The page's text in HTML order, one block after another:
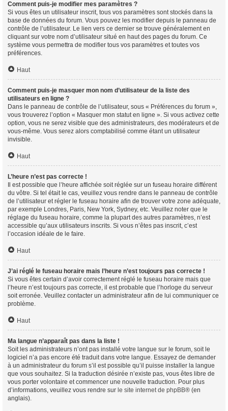
Comment puis-je modifier mes paramètres ?
Si vous êtes un utilisateur inscrit, tous vos paramètres sont stockés dans la
base de données du forum. Vous pouvez les modifier depuis le panneau de
contrôle de l’utilisateur. Le lien vers ce dernier se trouve généralement en
cliquant sur votre nom d’utilisateur situé en haut des pages du forum. Ce
système vous permettra de modifier tous vos paramètres et toutes vos
préférences.
Haut
Comment puis-je masquer mon nom d’utilisateur de la liste des
utilisateurs en ligne ?
Dans le panneau de contrôle de l’utilisateur, sous « Préférences du forum »,
vous trouverez l’option « Masquer mon statut en ligne ». Si vous activez cette
option, vous ne serez visible que des administrateurs, des modérateurs et de
vous-même. Vous serez alors comptabilisé comme étant un utilisateur
invisible.
Haut
L’heure n’est pas correcte !
Il est possible que l’heure affichée soit réglée sur un fuseau horaire différent
du vôtre. Si tel était le cas, veuillez vous rendre dans le panneau de contrôle
de l’utilisateur et régler le fuseau horaire afin de trouver votre zone adéquate,
par exemple Londres, Paris, New York, Sydney, etc. Veuillez noter que le
réglage du fuseau horaire, comme la plupart des autres paramètres, n’est
accessible qu’aux utilisateurs inscrits. Si vous n’êtes pas inscrit, c’est
l’occasion idéale de le faire.
Haut
J’ai réglé le fuseau horaire mais l’heure n’est toujours pas correcte !
Si vous êtes certain d’avoir correctement réglé le fuseau horaire mais que
l’heure n’est toujours pas correcte, il est probable que l’horloge du serveur
soit erronée. Veuillez contacter un administrateur afin de lui communiquer ce
problème.
Haut
Ma langue n’apparaît pas dans la liste !
Soit les administrateurs n’ont pas installé votre langue sur le forum, soit le
logiciel n’a pas encore été traduit dans votre langue. Essayez de demander
à un administrateur du forum s’il est possible qu’il puisse installer la langue
que vous souhaitez. Si la traduction désirée n’existe pas, vous êtes libre de
vous porter volontaire et commencer une nouvelle traduction. Pour plus
d’informations, veuillez vous rendre sur le site internet de phpBB® (en
anglais).